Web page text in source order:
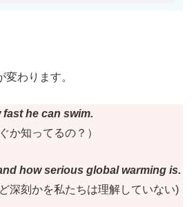
わります。
fast he can swim.
か知ってるの？）
how serious global warming is.
深刻かを私たちは理解していない)